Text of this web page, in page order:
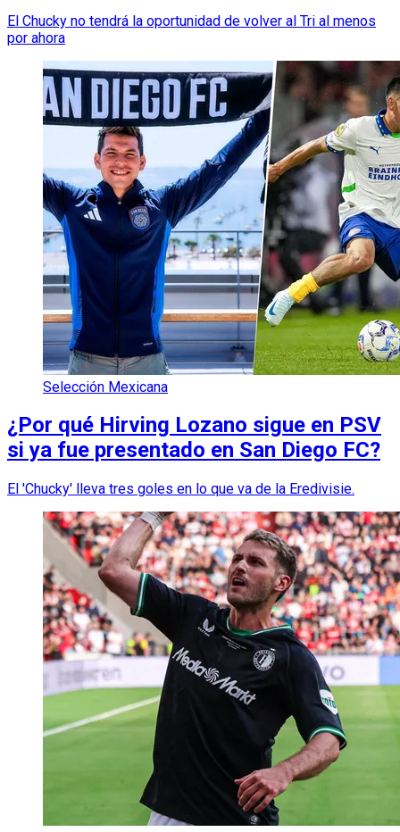
El Chucky no tendrá la oportunidad de volver al Tri al menos
por ahora
Selección Mexicana
¿Por qué Hirving Lozano sigue en PSV
si ya fue presentado en San Diego FC?
El 'Chucky' lleva tres goles en lo que va de la Eredivisie.